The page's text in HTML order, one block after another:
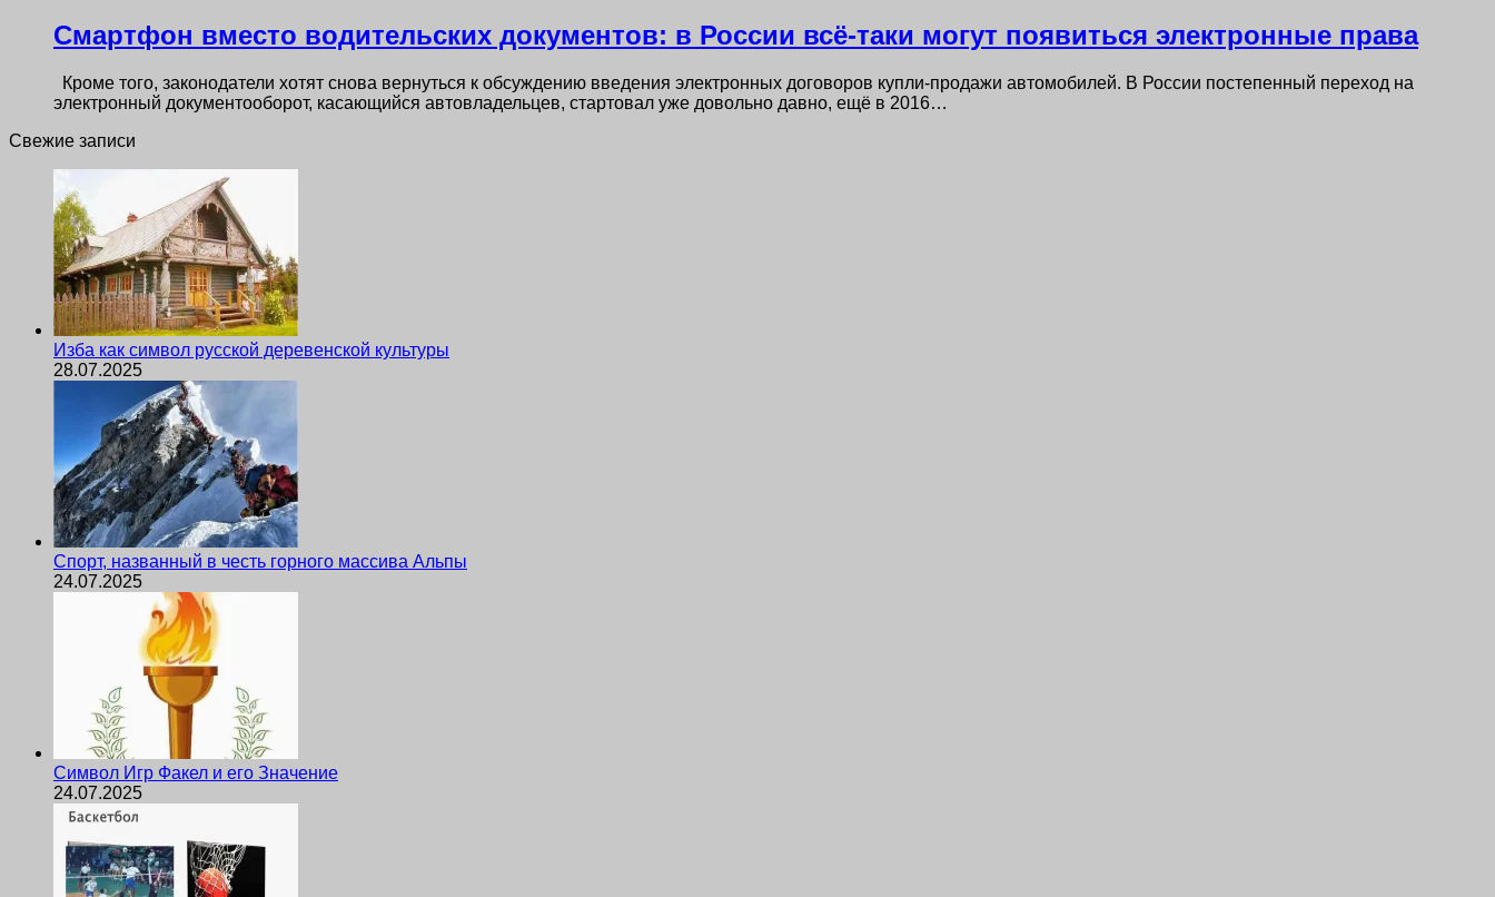
Смартфон вместо водительских документов: в России всё-таки могут появиться электронные права
Кроме того, законодатели хотят снова вернуться к обсуждению введения электронных договоров купли-продажи автомобилей. В России постепенный переход на
электронный документооборот, касающийся автовладельцев, стартовал уже довольно давно, ещё в 2016…
Свежие записи
Изба как символ русской деревенской культуры
28.07.2025
Спорт, названный в честь горного массива Альпы
24.07.2025
Символ Игр Факел и его Значение
24.07.2025